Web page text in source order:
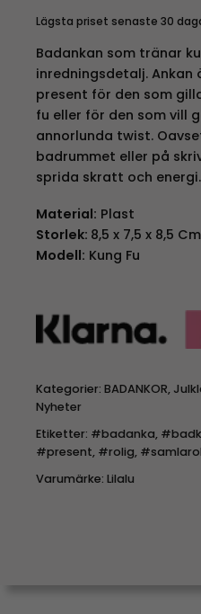
Lägsta priset senaste 30
Badankan som tränar
inredningsdetalj. Ankan
present för den som
fu eller för den som vill
annorlunda twist.
badrummet eller på
sprida skratt och energi.
Material: Plast
Storlek: 8,5 x 7,5 x 8,5 Cm
Modell: Kung Fu
Kategorier: BADANKOR,
Nyheter
Etiketter: #badanka,
#present, #rolig,
Varumärke: Lilalu